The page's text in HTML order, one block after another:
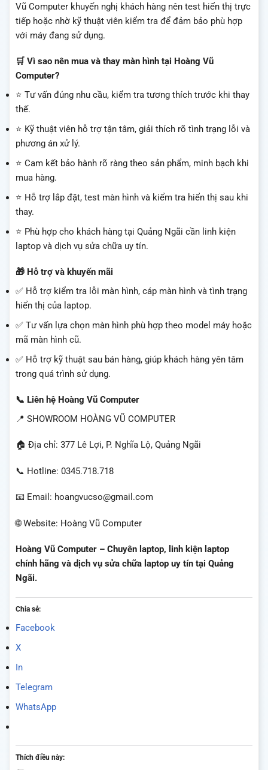
Vũ Computer khuyến nghị khách hàng nên test hiển thị trực
tiếp hoặc nhờ kỹ thuật viên kiểm tra để đảm bảo phù hợp
với máy đang sử dụng.
🛒 Vì sao nên mua và thay màn hình tại Hoàng Vũ
Computer?
⭐ Tư vấn đúng nhu cầu, kiểm tra tương thích trước khi thay
thế.
⭐ Kỹ thuật viên hỗ trợ tận tâm, giải thích rõ tình trạng lỗi và
phương án xử lý.
⭐ Cam kết bảo hành rõ ràng theo sản phẩm, minh bạch khi
mua hàng.
⭐ Hỗ trợ lắp đặt, test màn hình và kiểm tra hiển thị sau khi
thay.
⭐ Phù hợp cho khách hàng tại Quảng Ngãi cần linh kiện
laptop và dịch vụ sửa chữa uy tín.
🎁 Hỗ trợ và khuyến mãi
✅ Hỗ trợ kiểm tra lỗi màn hình, cáp màn hình và tình trạng
hiển thị của laptop.
✅ Tư vấn lựa chọn màn hình phù hợp theo model máy hoặc
mã màn hình cũ.
✅ Hỗ trợ kỹ thuật sau bán hàng, giúp khách hàng yên tâm
trong quá trình sử dụng.
📞 Liên hệ Hoàng Vũ Computer
📍 SHOWROOM HOÀNG VŨ COMPUTER
🏠 Địa chỉ: 377 Lê Lợi, P. Nghĩa Lộ, Quảng Ngãi
📞 Hotline: 0345.718.718
📧 Email: hoangvucso@gmail.com
🌐 Website: Hoàng Vũ Computer
Hoàng Vũ Computer – Chuyên laptop, linh kiện laptop
chính hãng và dịch vụ sửa chữa laptop uy tín tại Quảng
Ngãi.
Chia sẻ:
Facebook
X
In
Telegram
WhatsApp
Thích điều này: